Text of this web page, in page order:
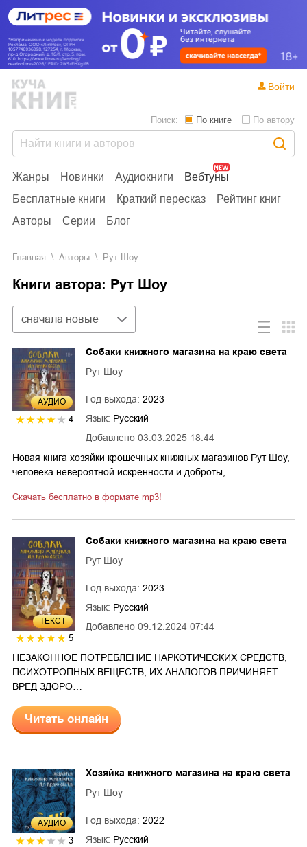
Жанры Новинки Аудиокниги
Вебтуны
Бесплатные книги
Краткий пересказ
Рейтинг книг
Авторы
Серии Блог
Поиск: По книге По автору
Войти
Главная Aвторы Рут Шоу
Книги автора: Рут Шоу
Сортировка
сначала новые
AУДИО
4
Добавлено 03.03.2025 18:44
Собаки книжного магазина на краю света
Рут Шоу
Год выхода: 2023
Язык: Русский
Новая книга хозяйки крошечных книжных магазинов Рут Шоу,
человека невероятной искренности и доброты,…
Скачать бесплатно в формате mp3!
ТЕКСТ
5
Добавлено 09.12.2024 07:44
Собаки книжного магазина на краю света
Рут Шоу
Год выхода: 2023
Язык: Русский
НЕЗАКОННОЕ ПОТРЕБЛЕНИЕ НАРКОТИЧЕСКИХ СРЕДСТВ,
ПСИХОТРОПНЫХ ВЕЩЕСТВ, ИХ АНАЛОГОВ ПРИЧИНЯЕТ
ВРЕД ЗДОРО…
Читать онлайн
AУДИО
3
Хозяйка книжного магазина на краю света
Рут Шоу
Год выхода: 2022
Язык: Русский